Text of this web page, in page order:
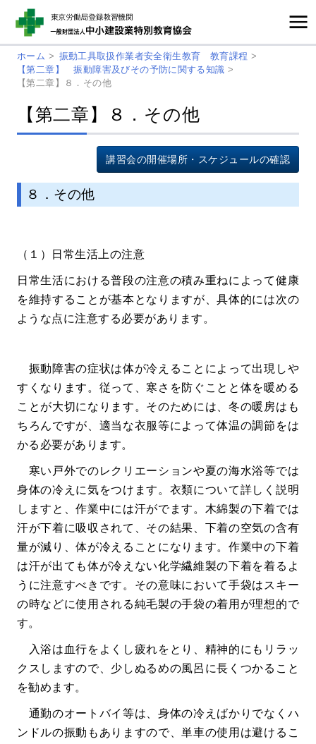
ホーム > 振動工具取扱作業者安全衛生教育 教育課程 >
【第二章】 振動障害及びその予防に関する知識 >
【第二章】８．その他
【第二章】８．その他
講習会の開催場所・スケジュールの確認
８．その他
（１）日常生活上の注意
日常生活における普段の注意の積み重ねによって健康
を維持することが基本となりますが、具体的には次の
ような点に注意する必要があります。
振動障害の症状は体が冷えることによって出現しや
すくなります。従って、寒さを防ぐことと体を暖める
ことが大切になります。そのためには、冬の暖房はも
ちろんですが、適当な衣服等によって体温の調節をは
かる必要があります。
寒い戸外でのレクリエーションや夏の海水浴等では
身体の冷えに気をつけます。衣類について詳しく説明
しますと、作業中には汗がでます。木綿製の下着では
汗が下着に吸収されて、その結果、下着の空気の含有
量が減り、体が冷えることになります。作業中の下着
は汗が出ても体が冷えない化学繊維製の下着を着るよ
うに注意すべきです。その意味において手袋はスキー
の時などに使用される純毛製の手袋の着用が理想的で
す。
入浴は血行をよくし疲れをとり、精神的にもリラッ
クスしますので、少しぬるめの風呂に長くつかること
を勧めます。
通勤のオートバイ等は、身体の冷えばかりでなくハ
ンドルの振動もありますので、単車の使用は避けるこ